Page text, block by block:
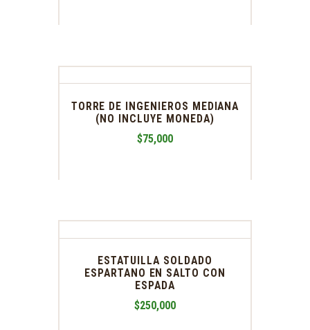
TORRE DE INGENIEROS MEDIANA
(NO INCLUYE MONEDA)
$75,000
ESTATUILLA SOLDADO
ESPARTANO EN SALTO CON
ESPADA
$250,000